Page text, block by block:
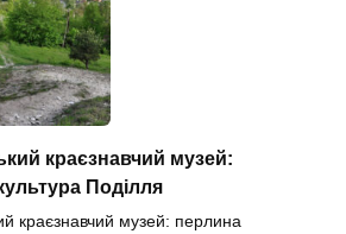
краєзнавчий музей:
Поділля
краєзнавчий музей: перлина